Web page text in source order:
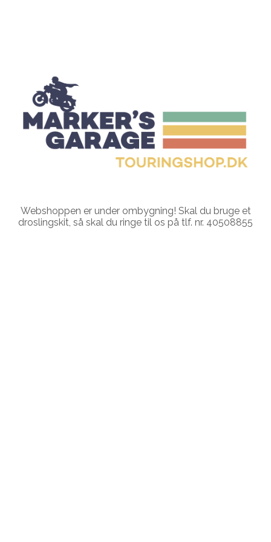
Webshoppen er under ombygning! Skal du bruge et
droslingskit, så skal du ringe til os på tlf. nr. 40508855